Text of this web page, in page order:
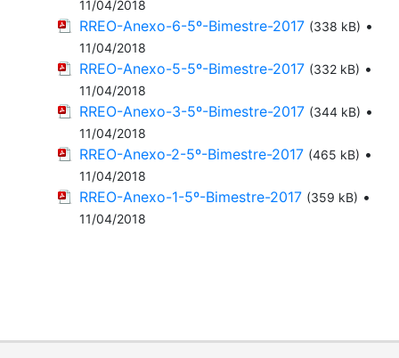
11/04/2018
RREO-Anexo-6-5º-Bimestre-2017 (338 kB) •
11/04/2018
RREO-Anexo-5-5º-Bimestre-2017 (332 kB) •
11/04/2018
RREO-Anexo-3-5º-Bimestre-2017 (344 kB) •
11/04/2018
RREO-Anexo-2-5º-Bimestre-2017 (465 kB) •
11/04/2018
RREO-Anexo-1-5º-Bimestre-2017 (359 kB) •
11/04/2018